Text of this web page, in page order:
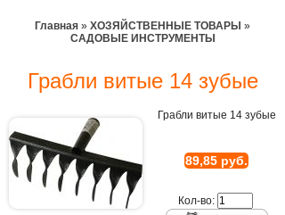
Главная » ХОЗЯЙСТВЕННЫЕ ТОВАРЫ »
САДОВЫЕ ИНСТРУМЕНТЫ
Грабли витые 14 зубые
Грабли витые 14 зубые
89,85 руб.
Кол-во: